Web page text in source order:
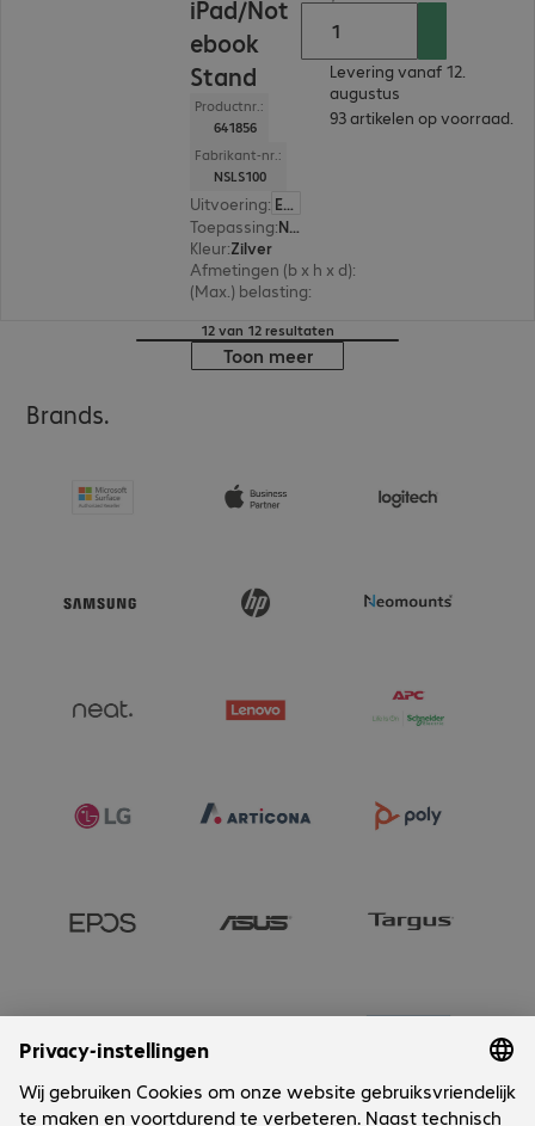
iPad/Not
ebook
Stand
Productnr.:
641856
Fabrikant-nr.:
NSLS100
Uitvoering: Europa
Toepassing: Notebook, Tablet
Kleur:Zilver
Afmetingen (b x h x d):
(Max.) belasting:
Levering vanaf 12.
augustus
93 artikelen op voorraad.
12 van 12 resultaten
Toon meer
Brands.